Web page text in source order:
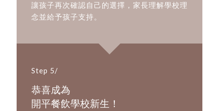
讓孩子再次確認自己的選擇，家長理解學校理
念並給予孩子支持。
Step 5/
恭喜成為
開平餐飲學校新生！